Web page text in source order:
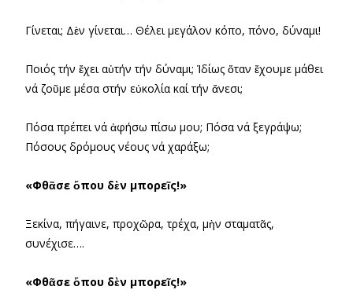
Γίνεται; Δὲν γίνεται… Θέλει μεγάλον κόπο, πόνο, δύναμι!
Ποιός τήν ἔχει αὐτήν τήν δύναμι; Ἰδίως ὅταν ἔχουμε μάθει
νά ζοῦμε μέσα στήν εὐκολία καί τήν ἄνεσι;
Πόσα πρέπει νά ἀφήσω πίσω μου; Πόσα νά ξεγράψω;
Πόσους δρόμους νέους νά χαράξω;
«Φθᾶσε ὅπου δὲν μπορεῖς!»
Ξεκίνα, πήγαινε, προχῶρα, τρέχα, μὴν σταματᾶς,
συνέχισε….
«Φθᾶσε ὅπου δὲν μπορεῖς!»